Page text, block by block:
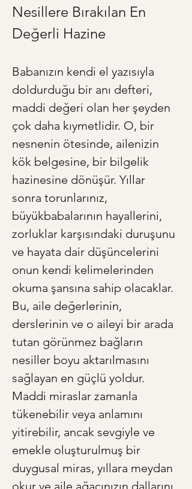
Nesillere Bırakılan En
Değerli Hazine
Babanızın kendi el yazısıyla
doldurduğu bir anı defteri,
maddi değeri olan her şeyden
çok daha kıymetlidir. O, bir
nesnenin ötesinde, ailenizin
kök belgesine, bir bilgelik
hazinesine dönüşür. Yıllar
sonra torunlarınız,
büyükbabalarının hayallerini,
zorluklar karşısındaki duruşunu
ve hayata dair düşüncelerini
onun kendi kelimelerinden
okuma şansına sahip olacaklar.
Bu, aile değerlerinin,
derslerinin ve o aileyi bir arada
tutan görünmez bağların
nesiller boyu aktarılmasını
sağlayan en güçlü yoldur.
Maddi miraslar zamanla
tükenebilir veya anlamını
yitirebilir, ancak sevgiyle ve
emekle oluşturulmuş bir
duygusal miras, yıllara meydan